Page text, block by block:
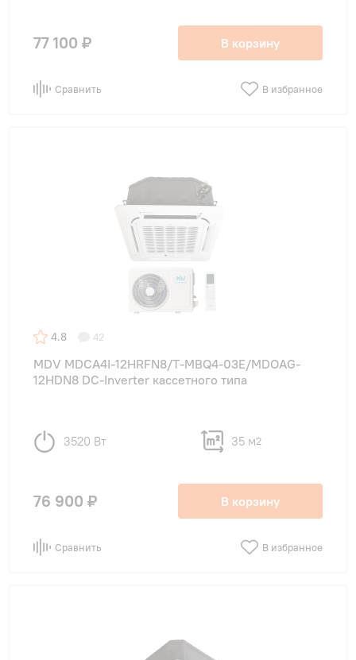
77 100 ₽ В корзину
Сравнить В избранное
4.8 42
MDV MDCA4I-12HRFN8/T-MBQ4-03E/MDOAG-
12HDN8 DC-Inverter кассетного типа
3520 Вт 35 м2
76 900 ₽ В корзину
Сравнить В избранное